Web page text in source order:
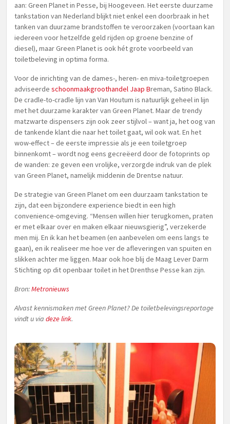
aan: Green Planet in Pesse, bij Hoogeveen. Het eerste duurzame
tankstation van Nederland blijkt niet enkel een doorbraak in het
tanken van duurzame brandstoffen te veroorzaken (voortaan kan
iedereen voor hetzelfde geld rijden op groene benzine of
diesel), maar Green Planet is ook hét grote voorbeeld van
toiletbeleving in optima forma.
Voor de inrichting van de dames-, heren- en miva-toiletgroepen
adviseerde schoonmaakgroothandel Jaap Breman, Satino Black.
De cradle-to-cradle lijn van Van Houtum is natuurlijk geheel in lijn
met het duurzame karakter van Green Planet. Maar de trendy
matzwarte dispensers zijn ook zeer stijlvol – want ja, het oog van
de tankende klant die naar het toilet gaat, wil ook wat. En het
wow-effect – de eerste impressie als je een toiletgroep
binnenkomt – wordt nog eens gecreëerd door de fotoprints op
de wanden: ze geven een vrolijke, verzorgde indruk van de plek
van Green Planet, namelijk middenin de Drentse natuur.
De strategie van Green Planet om een duurzaam tankstation te
zijn, dat een bijzondere experience biedt in een high
convenience-omgeving. “Mensen willen hier terugkomen, praten
er met elkaar over en maken elkaar nieuwsgierig”, verzekerde
men mij. En ik kan het beamen (en aanbevelen om eens langs te
gaan), en ik realiseer me hoe ver de afleveringen van spuiten en
slikken achter me liggen. Maar ook hoe blij de Maag Lever Darm
Stichting op dit openbaar toilet in het Drenthse Pesse kan zijn.
Bron:Metronieuws
Alvast kennismaken met Green Planet? De toiletbelevingsreportage
vindt u via deze link.